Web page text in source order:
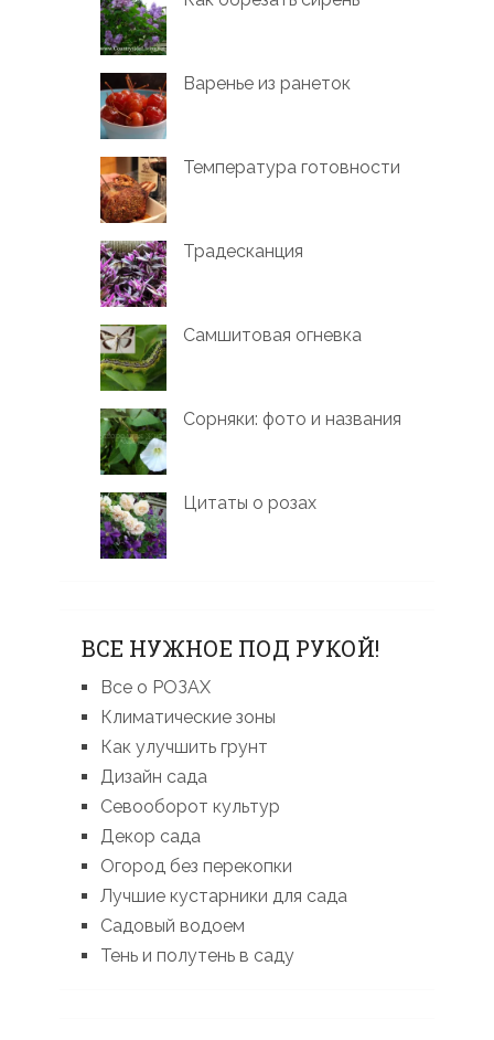
Варенье из ранеток
Температура готовности
Традесканция
Самшитовая огневка
Сорняки: фото и названия
Цитаты о розах
ВСЕ НУЖНОЕ ПОД РУКОЙ!
Все о РОЗАХ
Климатические зоны
Как улучшить грунт
Дизайн сада
Севооборот культур
Декор сада
Огород без перекопки
Лучшие кустарники для сада
Садовый водоем
Тень и полутень в саду